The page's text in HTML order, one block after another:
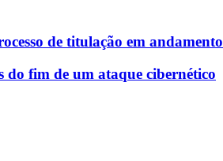
de titulação em andamento
do fim de um ataque cibernético